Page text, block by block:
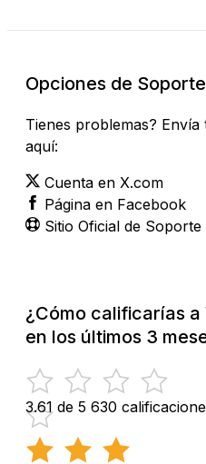
Opciones de
Tienes problemas?
aquí:
Cuenta en X.com
Página en Facebook
Sitio Oficial de Soporte
¿Cómo calificarías
en los últimos 3
3.61 de 5 630